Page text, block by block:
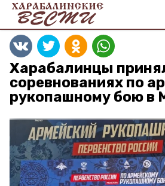
Харабалинцы
соревнованиях по
рукопашному бою в